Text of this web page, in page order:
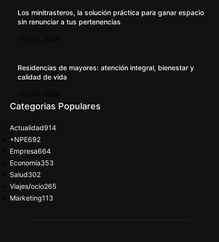
Los minitrasteros, la solución práctica para ganar espacio
sin renunciar a tus pertenencias
Residencias de mayores: atención integral, bienestar y
calidad de vida
Categorias Populares
Actualidad914
+NPE692
Empresa664
Economía353
Salud302
Viajes/ocio265
Marketing113